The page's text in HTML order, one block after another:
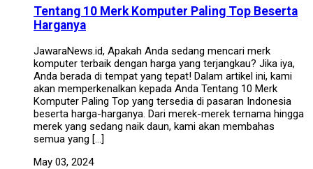
Tentang 10 Merk Komputer Paling Top Beserta
Harganya
JawaraNews.id, Apakah Anda sedang mencari merk
komputer terbaik dengan harga yang terjangkau? Jika iya,
Anda berada di tempat yang tepat! Dalam artikel ini, kami
akan memperkenalkan kepada Anda Tentang 10 Merk
Komputer Paling Top yang tersedia di pasaran Indonesia
beserta harga-harganya. Dari merek-merek ternama hingga
merek yang sedang naik daun, kami akan membahas
semua yang […]
May 03, 2024